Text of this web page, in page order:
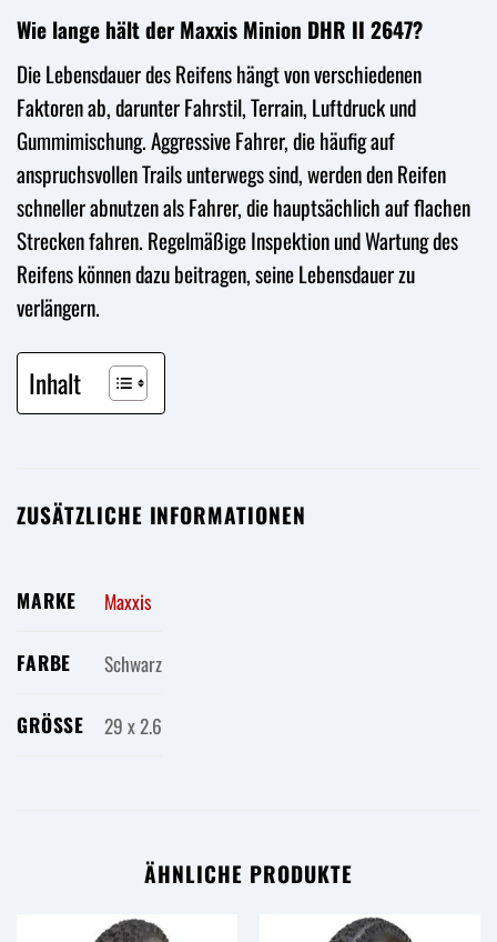
Wie lange hält der Maxxis Minion DHR II 2647?
Die Lebensdauer des Reifens hängt von verschiedenen
Faktoren ab, darunter Fahrstil, Terrain, Luftdruck und
Gummimischung. Aggressive Fahrer, die häufig auf
anspruchsvollen Trails unterwegs sind, werden den Reifen
schneller abnutzen als Fahrer, die hauptsächlich auf flachen
Strecken fahren. Regelmäßige Inspektion und Wartung des
Reifens können dazu beitragen, seine Lebensdauer zu
verlängern.
Inhalt
ZUSÄTZLICHE INFORMATIONEN
MARKE Maxxis
FARBE Schwarz
GRÖSSE 29 x 2.6
ÄHNLICHE PRODUKTE